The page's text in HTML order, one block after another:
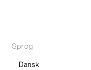
Sprog
Sprog